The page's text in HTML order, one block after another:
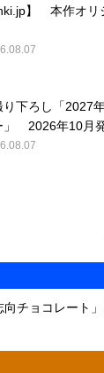
】 本作オリ
り下ろし「2027
」 2026年10月
チョコレート